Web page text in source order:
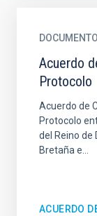
DOCUMENTO
Acuerdo
Protocolo
Acuerdo de
Protocolo
del Reino de
Bretaña e...
ACUERDO